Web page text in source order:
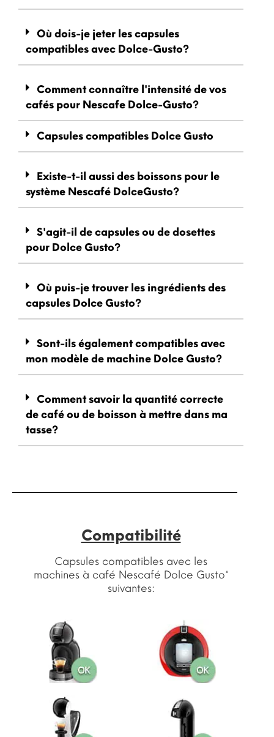
Où dois-je jeter les capsules
compatibles avec Dolce-Gusto?
Comment connaître l'intensité de vos
cafés pour Nescafe Dolce-Gusto?
Capsules compatibles Dolce Gusto
Existe-t-il aussi des boissons pour le
système Nescafé DolceGusto?
S'agit-il de capsules ou de dosettes
pour Dolce Gusto?
Où puis-je trouver les ingrédients des
capsules Dolce Gusto?
Sont-ils également compatibles avec
mon modèle de machine Dolce Gusto?
Comment savoir la quantité correcte
de café ou de boisson à mettre dans ma
tasse?
Compatibilité
Capsules compatibles avec les
machines à café Nescafé Dolce Gusto*
suivantes: